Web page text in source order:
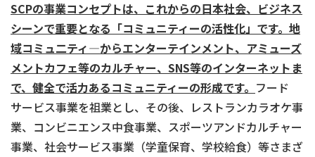
SCPの事業コンセプトは、これからの日本社会、ビジネス
シーンで重要となる「コミュニティーの活性化」です。地
域コミュ二ティ―からエンターテインメント、アミューズ
メントカフェ等のカルチャー、 SNS等のインターネットま
で、健全で活力あるコミュニティーの形成です。 フード
サービス事業を祖業とし、その後、レストランカラオケ事
業、コンビニエンス中食事業、スポーツアンドカルチャー
事業、社会サービス事業（学童保育、学校給食）等さまざ